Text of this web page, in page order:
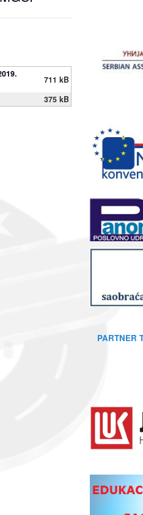
711 kB
375 kB
PARTNER